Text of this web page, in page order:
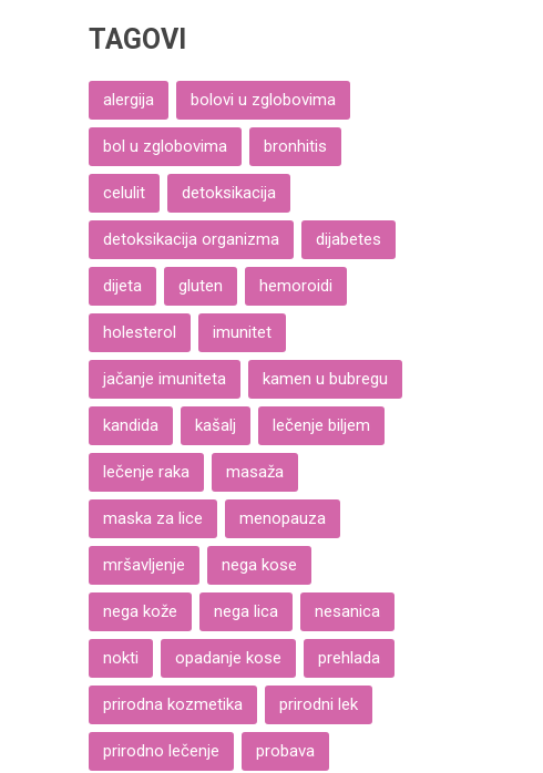
TAGOVI
alergija bolovi u zglobovima
bol u zglobovima bronhitis
celulit detoksikacija
detoksikacija organizma dijabetes
dijeta gluten hemoroidi
holesterol imunitet
jačanje imuniteta kamen u bubregu
kandida kašalj lečenje biljem
lečenje raka masaža
maska za lice menopauza
mršavljenje nega kose
nega kože nega lica nesanica
nokti opadanje kose prehlada
prirodna kozmetika prirodni lek
prirodno lečenje probava